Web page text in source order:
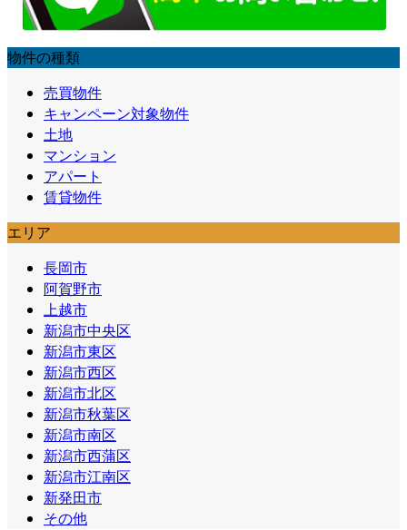
物件の種類
売買物件
キャンペーン対象物件
土地
マンション
アパート
賃貸物件
エリア
長岡市
阿賀野市
上越市
新潟市中央区
新潟市東区
新潟市西区
新潟市北区
新潟市秋葉区
新潟市南区
新潟市西蒲区
新潟市江南区
新発田市
その他